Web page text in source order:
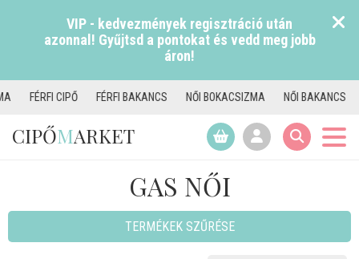
VIP - kedvezmények regisztráció után
azonnal! Gyűjtsd a pontokat és vedd meg jobb
áron!
FÉRFI BAKANCS NŐI BOKACSIZMA NŐI BAKANCS TAMARIS CSIZMA
CIPŐMARKET
GAS NŐI
TERMÉKEK SZŰRÉSE